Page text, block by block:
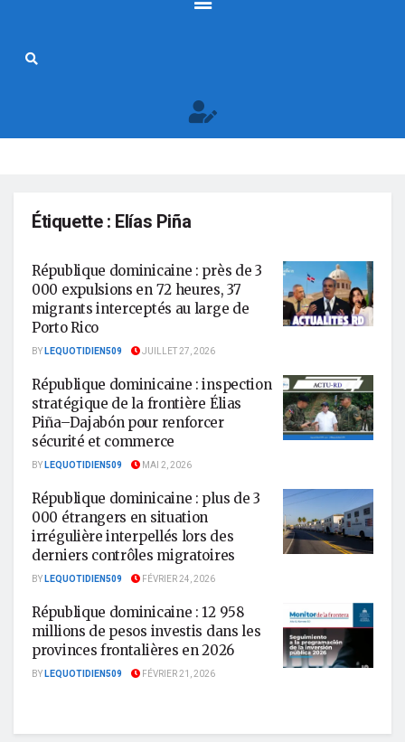
Étiquette : Elías Piña
République dominicaine : près de 3
000 expulsions en 72 heures, 37
migrants interceptés au large de
Porto Rico
BYLEQUOTIDIEN509 JUILLET 27, 2026
République dominicaine : inspection
stratégique de la frontière Élias
Piña–Dajabón pour renforcer
sécurité et commerce
BYLEQUOTIDIEN509 MAI 2, 2026
République dominicaine : plus de 3
000 étrangers en situation
irrégulière interpellés lors des
derniers contrôles migratoires
BYLEQUOTIDIEN509 FÉVRIER 24, 2026
République dominicaine : 12 958
millions de pesos investis dans les
provinces frontalières en 2026
BYLEQUOTIDIEN509 FÉVRIER 21, 2026